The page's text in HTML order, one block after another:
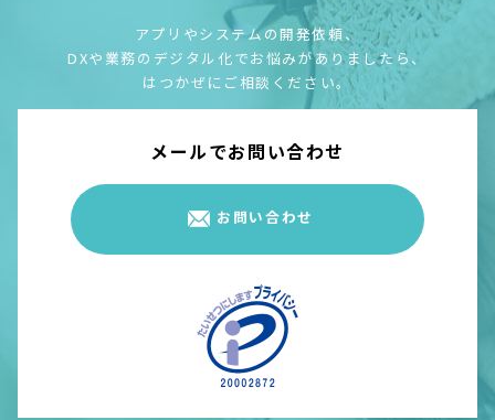
アプリやシステムの開発依頼、
DXや業務のデジタル化でお悩みがありましたら、
はつかぜにご相談ください。
メールでお問い合わせ
お問い合わせ